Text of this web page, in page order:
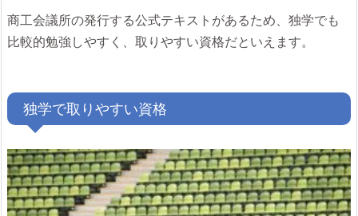
商工会議所の発行する公式テキストがあるため、独学でも
比較的勉強しやすく、取りやすい資格だといえます。
独学で取りやすい資格